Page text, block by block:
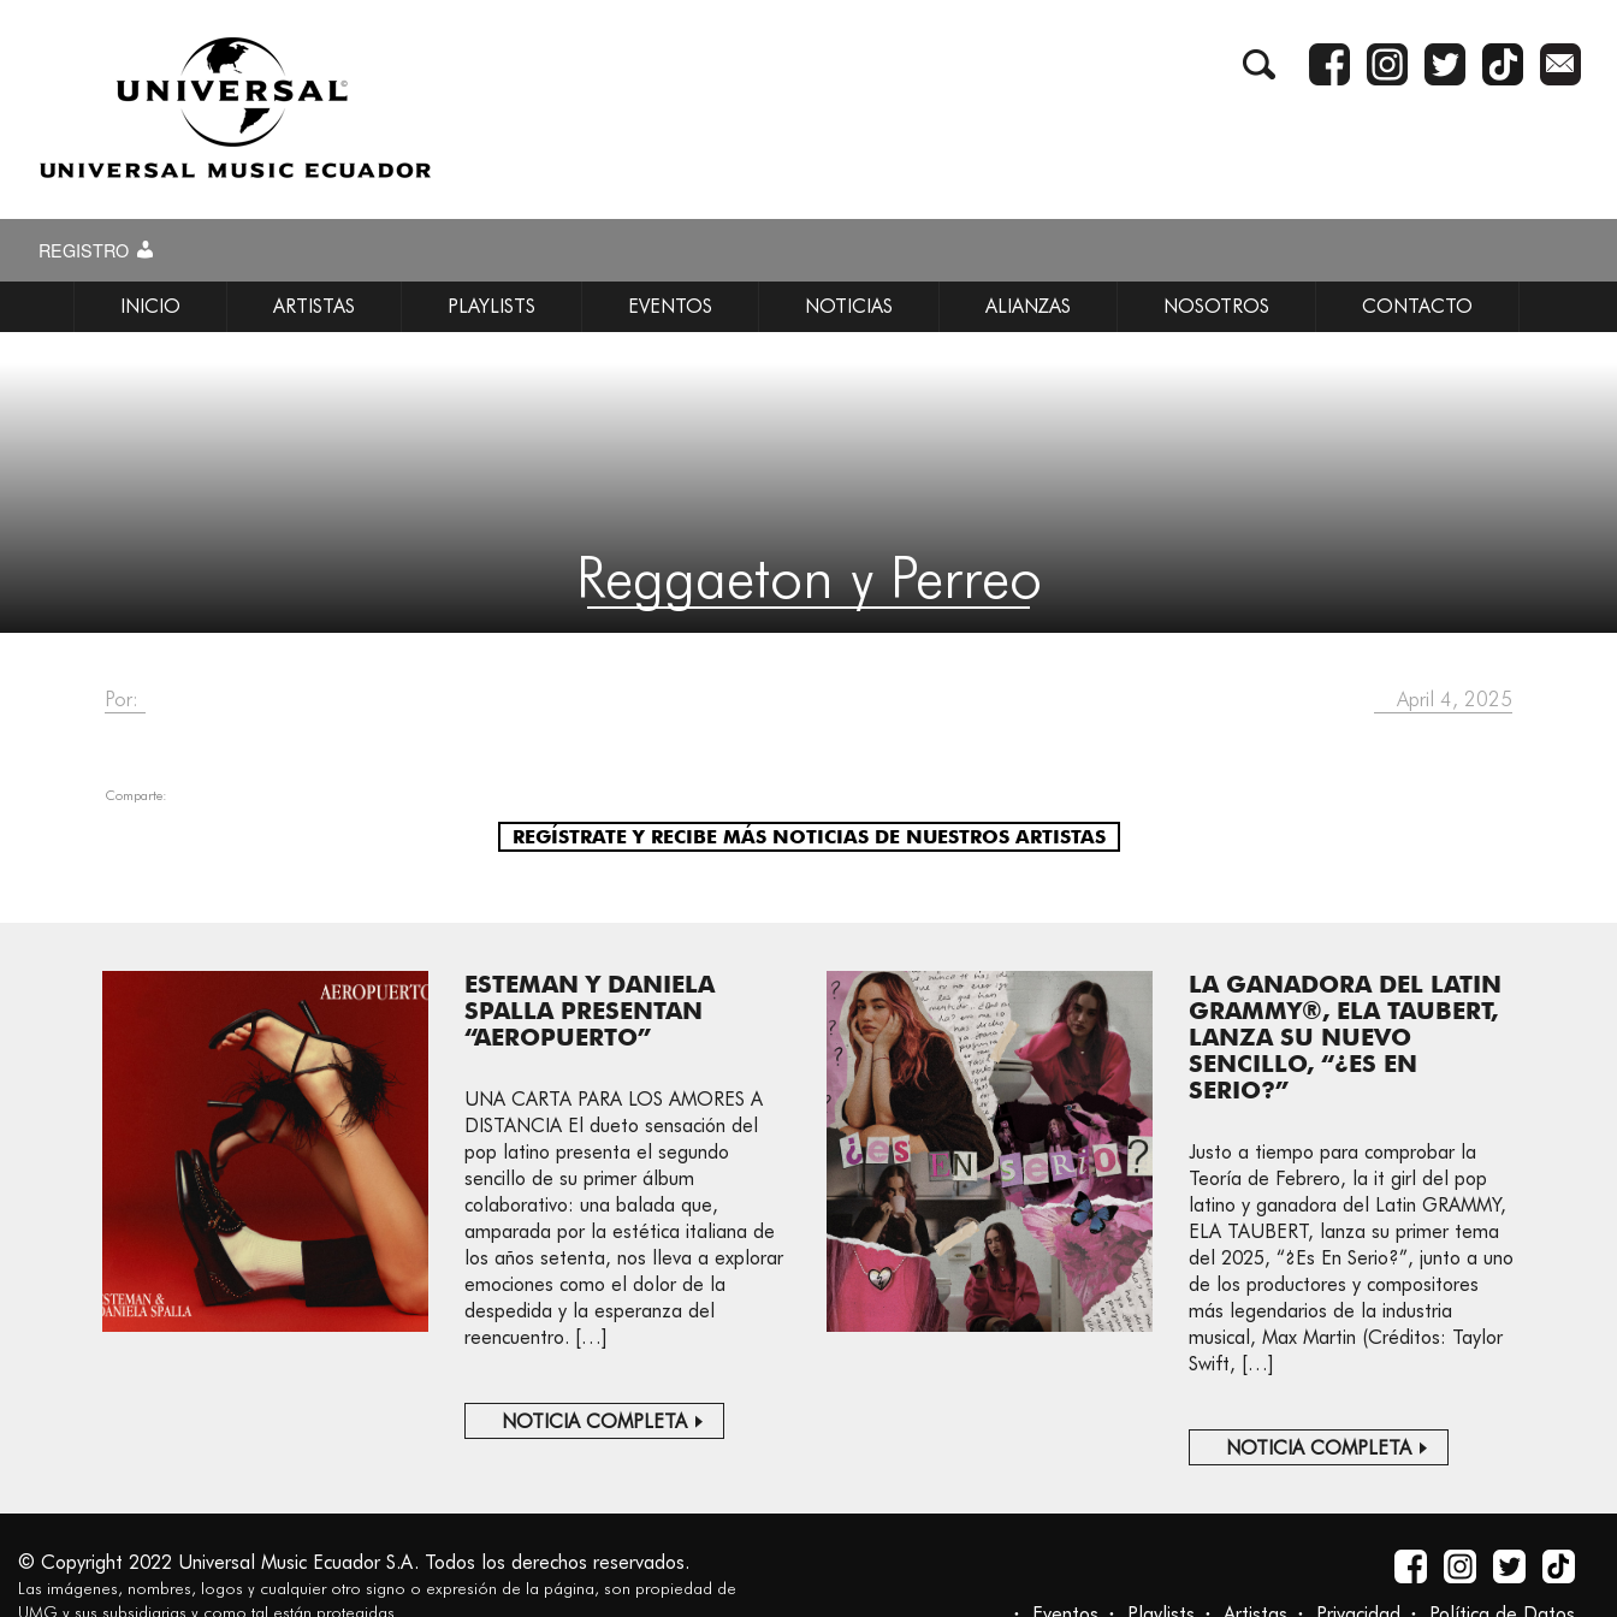
REGISTRO
INICIO ARTISTAS PLAYLISTS EVENTOS NOTICIAS ALIANZAS NOSOTROS CONTACTO
Reggaeton y Perreo
Por: April 4, 2025
Comparte:
REGÍSTRATE Y RECIBE MÁS NOTICIAS DE NUESTROS ARTISTAS
ESTEMAN Y DANIELA
SPALLA PRESENTAN
“AEROPUERTO”
UNA CARTA PARA LOS AMORES A
DISTANCIA El dueto sensación del
pop latino presenta el segundo
sencillo de su primer álbum
colaborativo: una balada que,
amparada por la estética italiana de
los años setenta, nos lleva a explorar
emociones como el dolor de la
despedida y la esperanza del
reencuentro. […]
NOTICIA COMPLETA
LA GANADORA DEL LATIN
GRAMMY®, ELA TAUBERT,
LANZA SU NUEVO
SENCILLO, “¿ES EN
SERIO?”
Justo a tiempo para comprobar la
Teoría de Febrero, la it girl del pop
latino y ganadora del Latin GRAMMY,
ELA TAUBERT, lanza su primer tema
del 2025, “¿Es En Serio?”, junto a uno
de los productores y compositores
más legendarios de la industria
musical, Max Martin (Créditos: Taylor
Swift, […]
NOTICIA COMPLETA
© Copyright 2022 Universal Music Ecuador S.A. Todos los derechos reservados.
Las imágenes, nombres, logos y cualquier otro signo o expresión de la página, son propiedad de
UMG y sus subsidiarias y como tal están protegidas.